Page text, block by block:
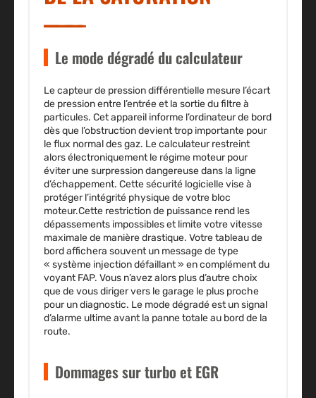
Le mode dégradé du calculateur
Le capteur de pression différentielle mesure l’écart
de pression entre l’entrée et la sortie du filtre à
particules. Cet appareil informe l’ordinateur de bord
dès que l’obstruction devient trop importante pour
le flux normal des gaz. Le calculateur restreint
alors électroniquement le régime moteur pour
éviter une surpression dangereuse dans la ligne
d’échappement. Cette sécurité logicielle vise à
protéger l’intégrité physique de votre bloc
moteur.Cette restriction de puissance rend les
dépassements impossibles et limite votre vitesse
maximale de manière drastique. Votre tableau de
bord affichera souvent un message de type
« système injection défaillant » en complément du
voyant FAP. Vous n’avez alors plus d’autre choix
que de vous diriger vers le garage le plus proche
pour un diagnostic. Le mode dégradé est un signal
d’alarme ultime avant la panne totale au bord de la
route.
Dommages sur turbo et EGR